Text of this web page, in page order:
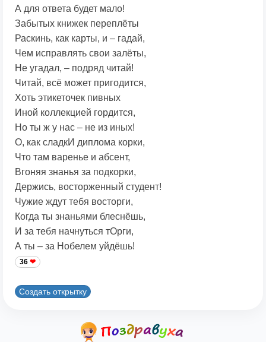
А для ответа будет мало!
Забытых книжек переплёты
Раскинь, как карты, и – гадай,
Чем исправлять свои залёты,
Не угадал, – подряд читай!
Читай, всё может пригодится,
Хоть этикеточек пивных
Иной коллекцией гордится,
Но ты ж у нас – не из иных!
О, как сладкИ диплома корки,
Что там варенье и абсент,
Вгоняя знанья за подкорки,
Держись, восторженный студент!
Чужие ждут тебя восторги,
Когда ты знаньями блеснёшь,
И за тебя начнуться тОрги,
А ты – за Нобелем уйдёшь!
36
Создать открытку